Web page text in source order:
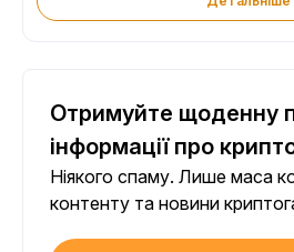
Отримуйте щоденну
інформації про
Ніякого спаму. Лише маса
контенту та новини